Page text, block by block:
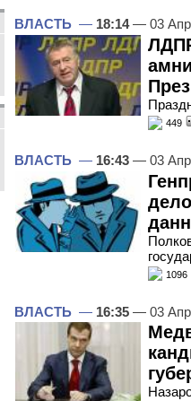
ВЛАСТЬ — 18:14— 03
449
ВЛАСТЬ — 16:43 — 03
1096
ВЛАСТЬ — 16:35 — 03